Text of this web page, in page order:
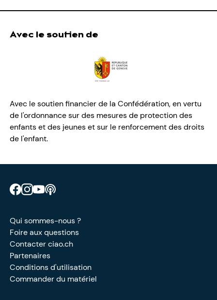
Avec le soutien de
Avec le soutien financier de la Confédération, en vertu
de l'ordonnance sur des mesures de protection des
enfants et des jeunes et sur le renforcement des droits
de l'enfant.
Retrouve CIAO sur Facebook
Retrouve CIAO sur Instagram
Retrouve CIAO sur YouTube
Qui sommes-nous ?
Foire aux questions
Contacter ciao.ch
Partenaires
Conditions d'utilisation
Commander du matériel